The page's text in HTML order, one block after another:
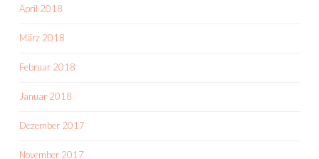
April 2018
März 2018
Februar 2018
Januar 2018
Dezember 2017
November 2017